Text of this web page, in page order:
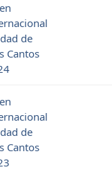
de
Cantos
de
Cantos